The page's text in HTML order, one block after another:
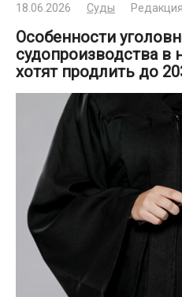
18.06.2026 Суды Редакция
Особенности
судопроизводства в
хотят продлить до